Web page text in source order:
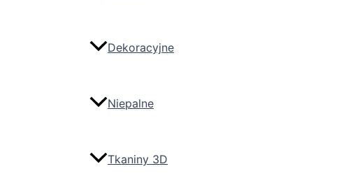
Dekoracyjne
Niepalne
Tkaniny 3D